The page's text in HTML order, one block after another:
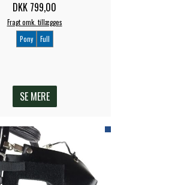
DKK 799,00
Fragt omk. tillægges
Pony
Full
SE MERE